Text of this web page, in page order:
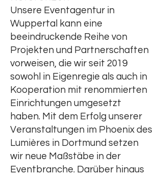
Unsere Eventagentur in
Wuppertal kann eine
beeindruckende Reihe von
Projekten und Partnerschaften
vorweisen, die wir seit 2019
sowohl in Eigenregie als auch in
Kooperation mit renommierten
Einrichtungen umgesetzt
haben. Mit dem Erfolg unserer
Veranstaltungen im Phoenix des
Lumières in Dortmund setzen
wir neue Maßstäbe in der
Eventbranche. Darüber hinaus